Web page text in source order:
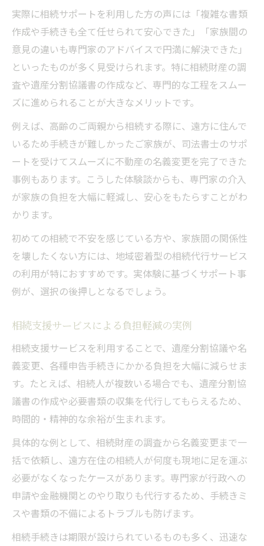
実際に相続サポートを利用した方の声には「複雑な書類
作成や手続きも全て任せられて安心できた」「家族間の
意見の違いも専門家のアドバイスで円満に解決できた」
といったものが多く見受けられます。特に相続財産の調
査や遺産分割協議書の作成など、専門的な工程をスムー
ズに進められることが大きなメリットです。
例えば、高齢のご両親から相続する際に、遠方に住んで
いるため手続きが難しかったご家族が、司法書士のサポ
ートを受けてスムーズに不動産の名義変更を完了できた
事例もあります。こうした体験談からも、専門家の介入
が家族の負担を大幅に軽減し、安心をもたらすことがわ
かります。
初めての相続で不安を感じている方や、家族間の関係性
を壊したくない方には、地域密着型の相続代行サービス
の利用が特におすすめです。実体験に基づくサポート事
例が、選択の後押しとなるでしょう。
相続支援サービスによる負担軽減の実例
相続支援サービスを利用することで、遺産分割協議や名
義変更、各種申告手続きにかかる負担を大幅に減らせま
す。たとえば、相続人が複数いる場合でも、遺産分割協
議書の作成や必要書類の収集を代行してもらえるため、
時間的・精神的な余裕が生まれます。
具体的な例として、相続財産の調査から名義変更まで一
括で依頼し、遠方在住の相続人が何度も現地に足を運ぶ
必要がなくなったケースがあります。専門家が行政への
申請や金融機関とのやり取りも代行するため、手続きミ
スや書類の不備によるトラブルも防げます。
相続手続きは期限が設けられているものも多く、迅速な